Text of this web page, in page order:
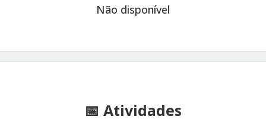
Não disponível
📅 Atividades